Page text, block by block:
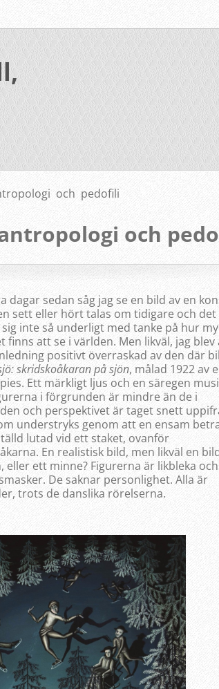
och pedofili
antropologi och
dagar sedan såg jag se en bild av en
sett eller hört talas om tidigare och det
inte så underligt med tanke på hur
finns att se i världen. Men likväl, jag blev
positivt överraskad av den där
skridskoåkaran på sjön, målad 1922 av
Ett märkligt ljus och en säregen
i förgrunden är mindre än de i
och perspektivet är taget snett
understryks genom att en ensam
lutad vid ett staket, ovanför
En realistisk bild, men likväl en
eller ett minne? Figurerna är likbleka och
De saknar personlighet. Alla är
trots de danslika rörelserna.